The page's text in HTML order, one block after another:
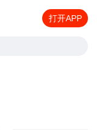
打开APP